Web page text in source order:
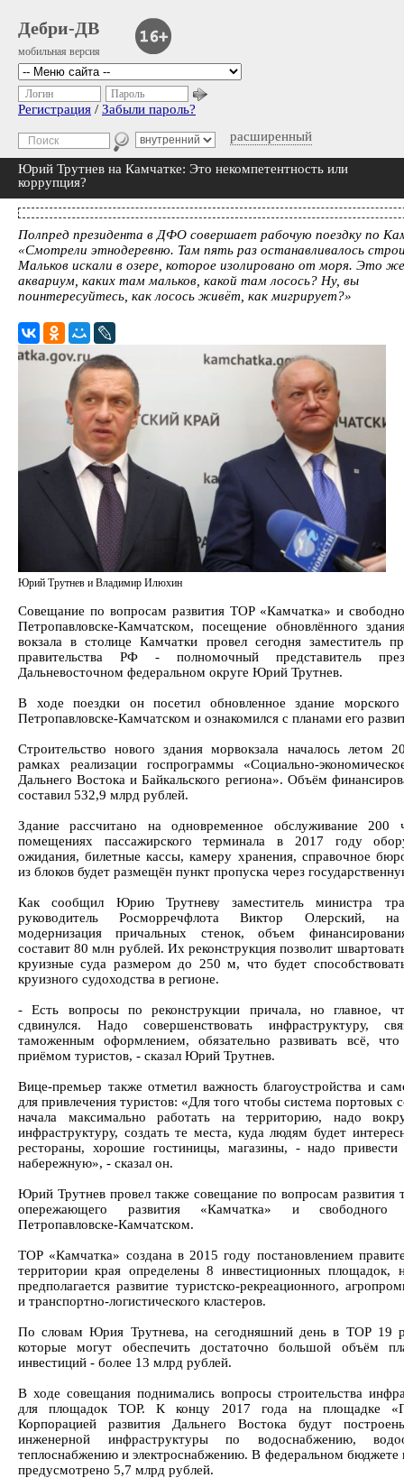
Дебри-ДВ
мобильная версия
расширенный
Логин Пароль
Регистрация / Забыли пароль?
Юрий Трутнев на Камчатке: Это некомпетентность или
коррупция?
Полпред президента в ДФО совершает рабочую поездку по
«Смотрели этнодеревню. Там пять раз останавливалось
Мальков искали в озере, которое изолировано от моря. Это
аквариум, каких там мальков, какой там лосось? Ну, вы
поинтересуйтесь, как лосось живёт, как мигрирует?»
Юрий Трутнев и Владимир Илюхин
Совещание по вопросам развития ТОР «Камчатка» и
Петропавловске-Камчатском, посещение обновлённого
вокзала в столице Камчатки провел сегодня заместитель
правительства РФ - полномочный представитель
Дальневосточном федеральном округе Юрий Трутнев.
В ходе поездки он посетил обновленное здание морского
Петропавловске-Камчатском и ознакомился с планами его
Строительство нового здания морвокзала началось летом
рамках реализации госпрограммы «Социально-
Дальнего Востока и Байкальского региона». Объём
составил 532,9 млрд рублей.
Здание рассчитано на одновременное обслуживание 200
помещениях пассажирского терминала в 2017 году
ожидания, билетные кассы, камеру хранения, справочное
из блоков будет размещён пункт пропуска через
Как сообщил Юрию Трутневу заместитель министра
руководитель Росморречфлота Виктор Олерский,
модернизация причальных стенок, объем
составит 80 млн рублей. Их реконструкция позволит
круизные суда размером до 250 м, что будет
круизного судоходства в регионе.
- Есть вопросы по реконструкции причала, но главное,
сдвинулся. Надо совершенствовать инфраструктуру,
таможенным оформлением, обязательно развивать всё,
приёмом туристов, - сказал Юрий Трутнев.
Вице-премьер также отметил важность благоустройства и
для привлечения туристов: «Для того чтобы система портовых
начала максимально работать на территорию, надо
инфраструктуру, создать те места, куда людям будет
рестораны, хорошие гостиницы, магазины, - надо привести
набережную», - сказал он.
Юрий Трутнев провел также совещание по вопросам развития
опережающего развития «Камчатка» и
Петропавловске-Камчатском.
ТОР «Камчатка» создана в 2015 году постановлением
территории края определены 8 инвестиционных площадок,
предполагается развитие туристско-рекреационного,
и транспортно-логистического кластеров.
По словам Юрия Трутнева, на сегодняшний день в ТОР 19
которые могут обеспечить достаточно большой объём
инвестиций - более 13 млрд рублей.
В ходе совещания поднимались вопросы строительства
для площадок ТОР. К концу 2017 года на площадке
Корпорацией развития Дальнего Востока будут
инженерной инфраструктуры по водоснабжению,
теплоснабжению и электроснабжению. В федеральном бюджете
предусмотрено 5,7 млрд рублей.